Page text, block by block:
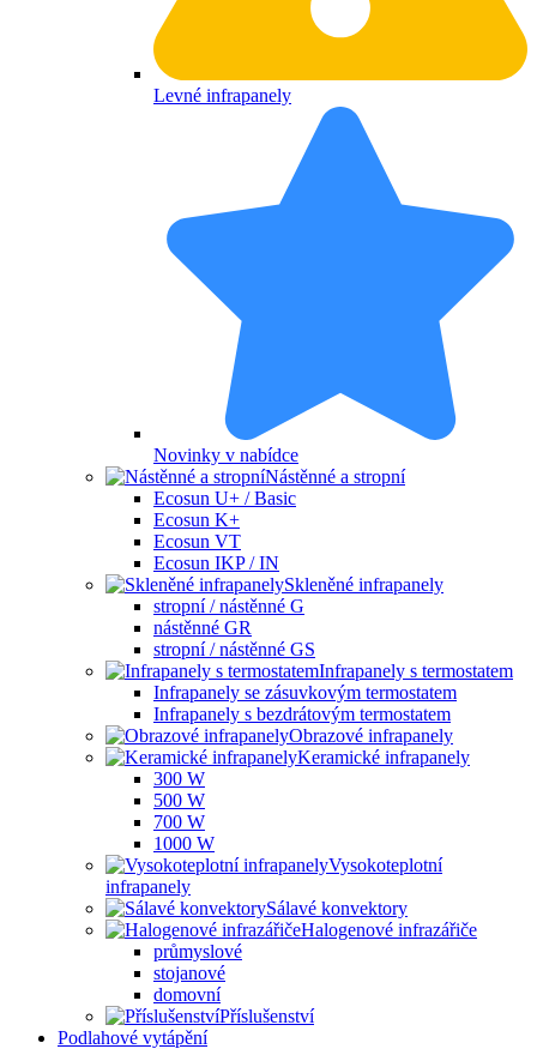
Levné infrapanely
Novinky v nabídce
Nástěnné a stropní
Ecosun U+ / Basic
Ecosun K+
Ecosun VT
Ecosun IKP / IN
Skleněné infrapanely
stropní / nástěnné G
nástěnné GR
stropní / nástěnné GS
Infrapanely s termostatem
Infrapanely se zásuvkovým termostatem
Infrapanely s bezdrátovým termostatem
Obrazové infrapanely
Keramické infrapanely
300 W
500 W
700 W
1000 W
Vysokoteplotní
infrapanely
Sálavé konvektory
Halogenové infrazářiče
průmyslové
stojanové
domovní
Příslušenství
Podlahové vytápění